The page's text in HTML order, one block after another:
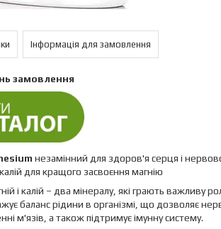
Інформація для замовлення
замовлення
незамінний для здоров'я серця і
для кращого засвоєння магнію
і калій – два мінералу, які грають важливу
баланс рідини в організмі, що дозволяє
м'язів, а також підтримує імунну систему.